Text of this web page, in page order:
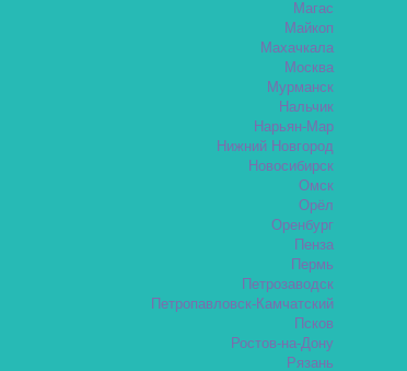
Магас
Майкоп
Махачкала
Москва
Мурманск
Нальчик
Нарьян-Мар
Нижний Новгород
Новосибирск
Омск
Орёл
Оренбург
Пенза
Пермь
Петрозаводск
Петропавловск-Камчатский
Псков
Ростов-на-Дону
Рязань